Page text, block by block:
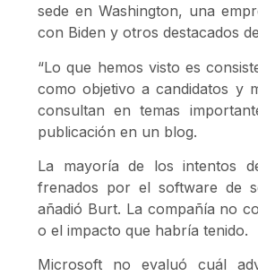
sede en Washington, una
con Biden y otros destacados
“Lo que hemos visto es
como objetivo a candidatos y
consultan en temas
publicación en un blog.
La mayoría de los intentos
frenados por el software de
añadió Burt. La compañía no
o el impacto que habría tenido.
Microsoft no evaluó cuál